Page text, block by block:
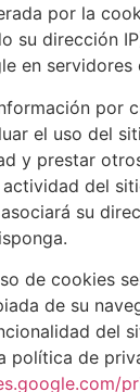
por la
su dirección
en servidores
por
el uso del
y prestar
del
su
de cookies
de su
del
política de